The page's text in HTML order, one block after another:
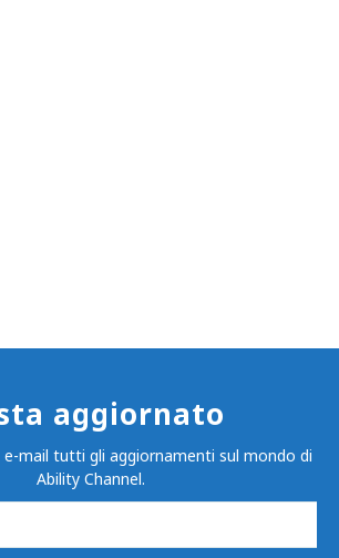
aggiornato
e-mail tutti gli aggiornamenti sul mondo di
Ability Channel.